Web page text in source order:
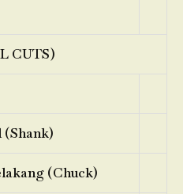
CUTS)
(Shank)
(Chuck)